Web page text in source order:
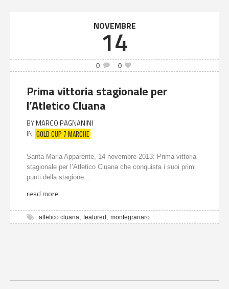
NOVEMBRE
14
0 0
Prima vittoria stagionale per
l’Atletico Cluana
BY MARCO PAGNANINI
IN GOLD CUP 7 MARCHE
Santa Maria Apparente, 14 novembre 2013: Prima vittoria
stagionale per l’Atletico Cluana che conquista i suoi primi
punti della stagione...
read more
atletico cluana featured montegranaro